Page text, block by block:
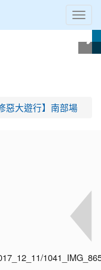
惡大遊行】南部場